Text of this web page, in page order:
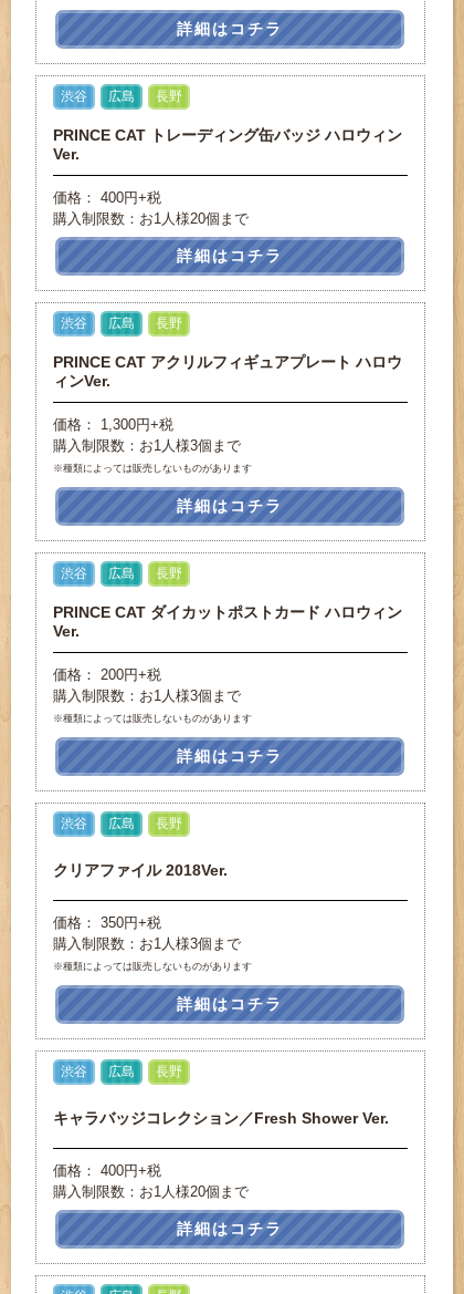
詳細はコチラ
渋谷 広島 長野
PRINCE CAT トレーディング缶バッジ ハロウィン
Ver.
価格： 400円+税
購入制限数：お1人様20個まで
詳細はコチラ
渋谷 広島 長野
PRINCE CAT アクリルフィギュアプレート ハロウ
ィンVer.
価格： 1,300円+税
購入制限数：お1人様3個まで
※種類によっては販売しないものがあります
詳細はコチラ
渋谷 広島 長野
PRINCE CAT ダイカットポストカード ハロウィン
Ver.
価格： 200円+税
購入制限数：お1人様3個まで
※種類によっては販売しないものがあります
詳細はコチラ
渋谷 広島 長野
クリアファイル 2018Ver.
価格： 350円+税
購入制限数：お1人様3個まで
※種類によっては販売しないものがあります
詳細はコチラ
渋谷 広島 長野
キャラバッジコレクション／Fresh Shower Ver.
価格： 400円+税
購入制限数：お1人様20個まで
詳細はコチラ